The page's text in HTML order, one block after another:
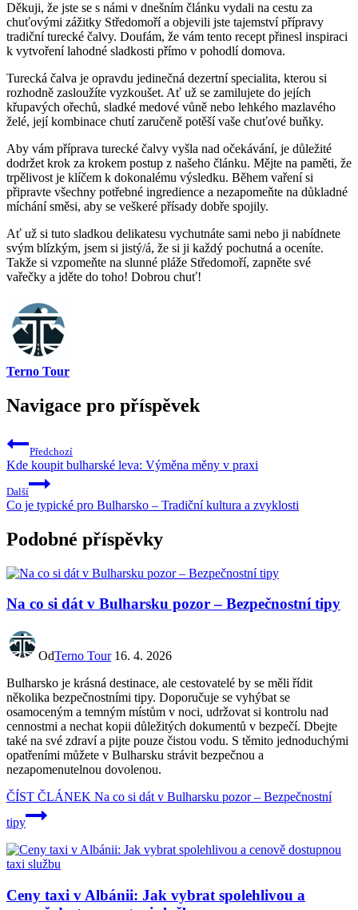
Děkuji, že jste se s námi v dnešním článku vydali na cestu za
chuťovými zážitky Středomoří a objevili jste tajemství přípravy
tradiční turecké čalvy. Doufám, že vám tento recept přinesl inspiraci
k vytvoření lahodné sladkosti přímo v pohodlí domova.
Turecká čalva je opravdu jedinečná dezertní specialita, kterou si
rozhodně zasloužíte vyzkoušet. Ať už se zamilujete do jejích
křupavých ořechů, sladké medové vůně nebo lehkého mazlavého
želé, její kombinace chutí zaručeně potěší vaše chuťové buňky.
Aby vám příprava turecké čalvy vyšla nad očekávání, je důležité
dodržet krok za krokem postup z našeho článku. Mějte na paměti, že
trpělivost je klíčem k dokonalému výsledku. Během vaření si
připravte všechny potřebné ingredience a nezapomeňte na důkladné
míchání směsi, aby se veškeré přísady dobře spojily.
Ať už si tuto sladkou delikatesu vychutnáte sami nebo ji nabídnete
svým blízkým, jsem si jistý/á, že si ji každý pochutná a oceníte.
Takže si vzpomeňte na slunné pláže Středomoří, zapněte své
vařečky a jděte do toho! Dobrou chuť!
Terno Tour
Navigace pro příspěvek
Předchozí
Kde koupit bulharské leva: Výměna měny v praxi
Další
Co je typické pro Bulharsko – Tradiční kultura a zvyklosti
Podobné příspěvky
Na co si dát v Bulharsku pozor – Bezpečnostní tipy
OdTerno Tour 16. 4. 2026
Bulharsko je krásná destinace, ale cestovatelé by se měli řídit
několika bezpečnostními tipy. Doporučuje se vyhýbat se
osamoceným a temným místům v noci, udržovat si kontrolu nad
cennostmi a nechat kopii důležitých dokumentů v bezpečí. Dbejte
také na své zdraví a pijte pouze čistou vodu. S těmito jednoduchými
opatřeními můžete v Bulharsku strávit bezpečnou a
nezapomenutelnou dovolenou.
ČÍST ČLÁNEK Na co si dát v Bulharsku pozor – Bezpečnostní
tipy
Ceny taxi v Albánii: Jak vybrat spolehlivou a